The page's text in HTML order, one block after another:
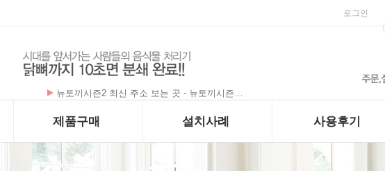
로그인
구구정 합법적인 구매처
제품구매
설치사례
사용후기